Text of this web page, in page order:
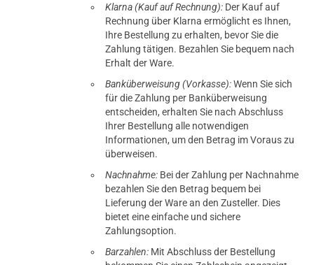
Klarna (Kauf auf Rechnung): Der Kauf auf
Rechnung über Klarna ermöglicht es Ihnen,
Ihre Bestellung zu erhalten, bevor Sie die
Zahlung tätigen. Bezahlen Sie bequem nach
Erhalt der Ware.
Banküberweisung (Vorkasse):Wenn Sie sich
für die Zahlung per Banküberweisung
entscheiden, erhalten Sie nach Abschluss
Ihrer Bestellung alle notwendigen
Informationen, um den Betrag im Voraus zu
überweisen.
Nachnahme: Bei der Zahlung per Nachnahme
bezahlen Sie den Betrag bequem bei
Lieferung der Ware an den Zusteller. Dies
bietet eine einfache und sichere
Zahlungsoption.
Barzahlen: Mit Abschluss der Bestellung